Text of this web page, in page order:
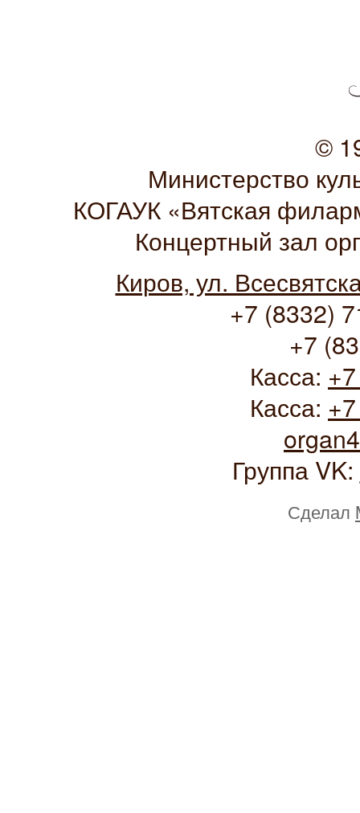
©
Министерство
КОГАУК «Вятская
Концертный зал
Киров, ул.
+7 (8332)
+7
Касса:
Касса:
Группа VK:
Сделал